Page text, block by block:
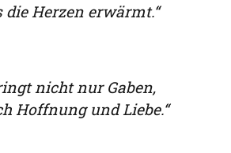
die Herzen erwärmt.“
nicht nur Gaben,
Hoffnung und Liebe.“